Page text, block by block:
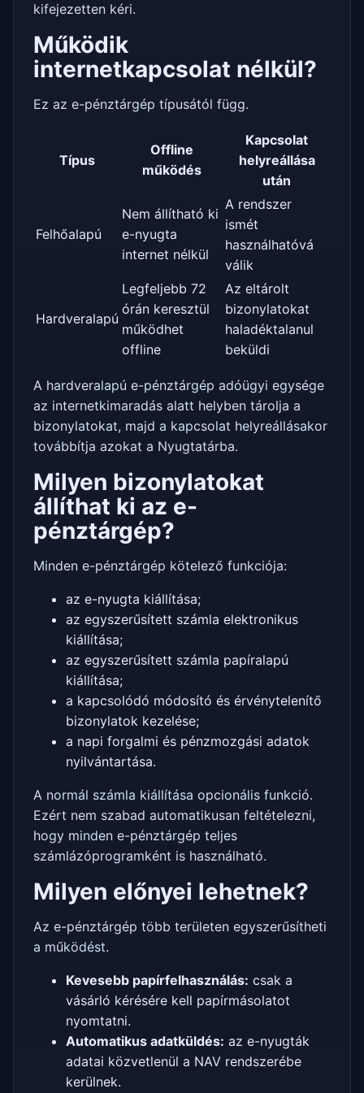
kifejezetten kéri.
Működik
internetkapcsolat nélkül?
Ez az e-pénztárgép típusától függ.
Típus
Offline
működés
Kapcsolat
helyreállása
után
Felhőalapú
Nem állítható ki
e-nyugta
internet nélkül
A rendszer
ismét
használhatóvá
válik
Hardveralapú
Legfeljebb 72
órán keresztül
működhet
offline
Az eltárolt
bizonylatokat
haladéktalanul
beküldi
A hardveralapú e-pénztárgép adóügyi egysége
az internetkimaradás alatt helyben tárolja a
bizonylatokat, majd a kapcsolat helyreállásakor
továbbítja azokat a Nyugtatárba.
Milyen bizonylatokat
állíthat ki az e-
pénztárgép?
Minden e-pénztárgép kötelező funkciója:
az e-nyugta kiállítása;
az egyszerűsített számla elektronikus
kiállítása;
az egyszerűsített számla papíralapú
kiállítása;
a kapcsolódó módosító és érvénytelenítő
bizonylatok kezelése;
a napi forgalmi és pénzmozgási adatok
nyilvántartása.
A normál számla kiállítása opcionális funkció.
Ezért nem szabad automatikusan feltételezni,
hogy minden e-pénztárgép teljes
számlázóprogramként is használható.
Milyen előnyei lehetnek?
Az e-pénztárgép több területen egyszerűsítheti
a működést.
Kevesebb papírfelhasználás: csak a
vásárló kérésére kell papírmásolatot
nyomtatni.
Automatikus adatküldés: az e-nyugták
adatai közvetlenül a NAV rendszerébe
kerülnek.